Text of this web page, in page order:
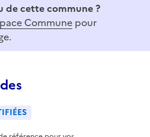
de cette commune ?
Commune pour